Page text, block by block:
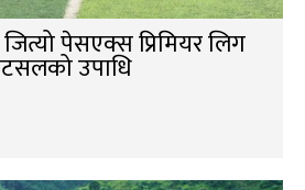
पेसएक्स प्रिमियर लिग
उपाधि